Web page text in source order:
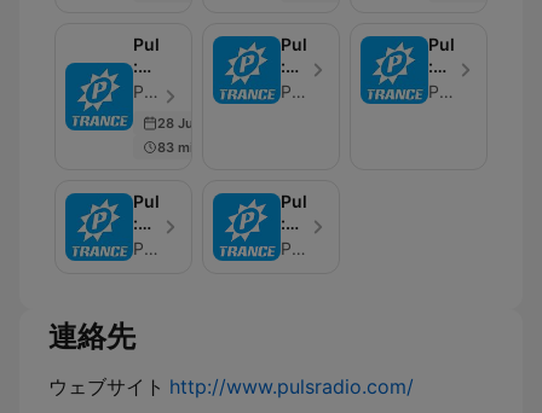
Cecchi
PulsRadio
:
France
Loves
Trance
PulsRadio - エピソード 108
28 Jun 2022
83 min
PulsRadio
:
Trance
Connection
PulsRadio
PulsRadio
:
Trance
PulsRadio
PulsRadio
:
The
-
TranzLift
PulsRadio
PulsRadio
:
FloZeReal
PulsRadio
連絡先
ウェブサイト http://www.pulsradio.com/